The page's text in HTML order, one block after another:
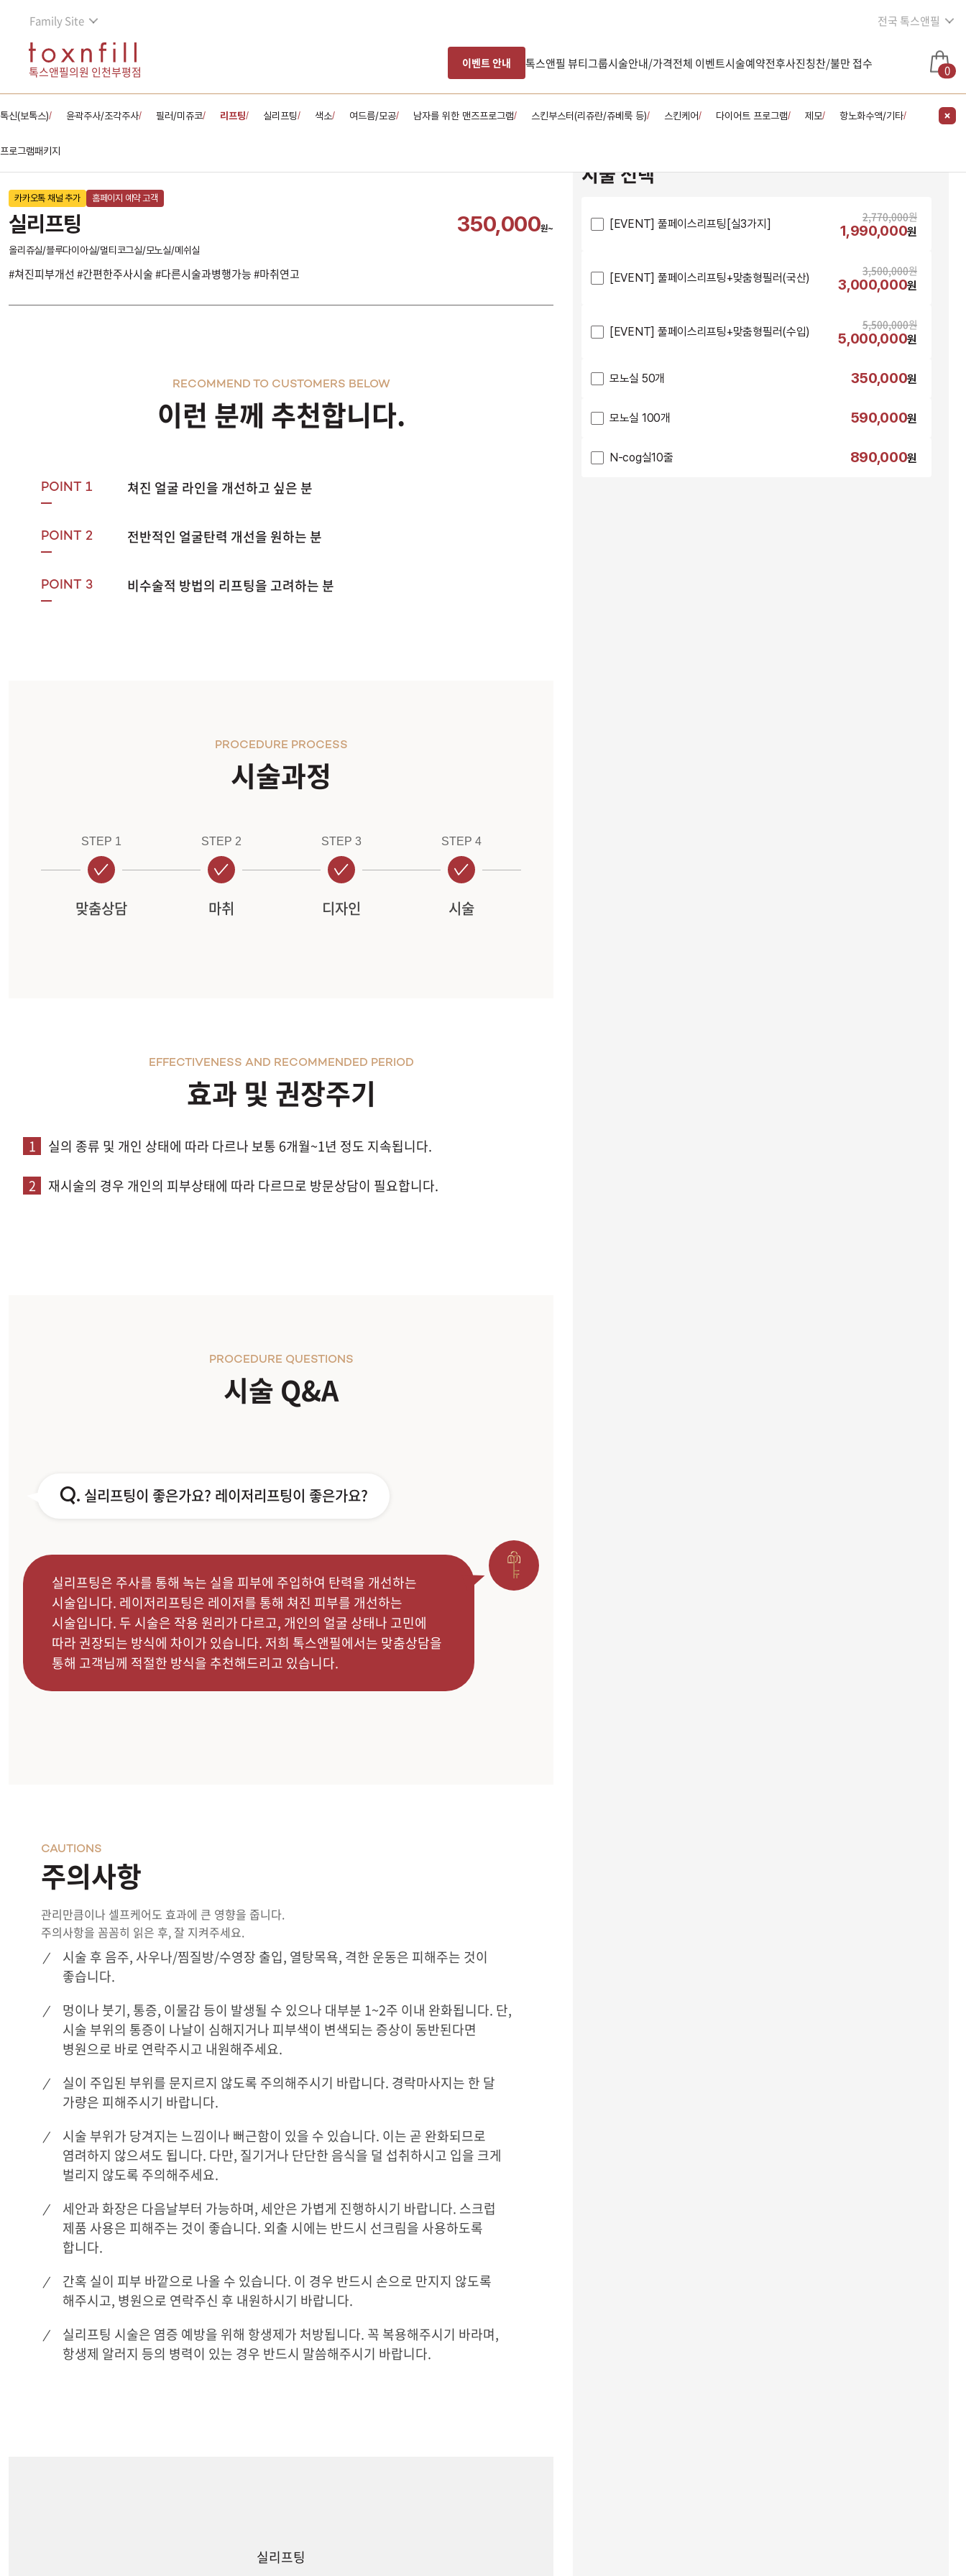
Family Site 전국 톡스앤필
톡스앤필의원 인천부평점
이벤트 안내 톡스앤필 뷰티그룹시술안내/가격전체 이벤트시술예약전후사진칭찬/불만 접수 0
톡신(보톡스)/ 윤곽주사/조각주사/ 필러/미쥬코/ 리프팅/ 실리프팅/ 색소/ 여드름/모공/ 남자를 위한 맨즈프로그램/ 스킨부스터(리쥬란/쥬베룩 등)/ 스킨케어/ 다이어트 프로그램/ 제모/ 항노화수액/기타/
프로그램패키지
카카오톡 채널 추가 홈페이지 예약 고객
실리프팅 350,000원~
올리쥬실/블루다이아실/멀티코그실/모노실/메쉬실
#쳐진피부개선 #간편한주사시술 #다른시술과병행가능 #마취연고
시술 선택
[EVENT] 풀페이스리프팅[실3가지] 2,770,000원
1,990,000원
[EVENT] 풀페이스리프팅+맞춤형필러(국산) 3,500,000원
3,000,000원
[EVENT] 풀페이스리프팅+맞춤형필러(수입) 5,500,000원
5,000,000원
모노실 50개 350,000원
모노실 100개 590,000원
N-cog실10줄 890,000원
이런 분께 추천합니다.
RECOMMEND TO CUSTOMERS BELOW
POINT 1 쳐진 얼굴 라인을 개선하고 싶은 분
POINT 2 전반적인 얼굴탄력 개선을 원하는 분
POINT 3 비수술적 방법의 리프팅을 고려하는 분
시술과정
PROCEDURE PROCESS
STEP 1
맞춤상담
STEP 2
마취
STEP 3
디자인
STEP 4
시술
효과 및 권장주기
EFFECTIVENESS AND RECOMMENDED PERIOD
1 실의 종류 및 개인 상태에 따라 다르나 보통 6개월~1년 정도 지속됩니다.
2 재시술의 경우 개인의 피부상태에 따라 다르므로 방문상담이 필요합니다.
시술 Q&A
PROCEDURE QUESTIONS
Q. 실리프팅이 좋은가요? 레이저리프팅이 좋은가요?
실리프팅은 주사를 통해 녹는 실을 피부에 주입하여 탄력을 개선하는
시술입니다. 레이저리프팅은 레이저를 통해 쳐진 피부를 개선하는
시술입니다. 두 시술은 작용 원리가 다르고, 개인의 얼굴 상태나 고민에
따라 권장되는 방식에 차이가 있습니다. 저희 톡스앤필에서는 맞춤상담을
통해 고객님께 적절한 방식을 추천해드리고 있습니다.
주의사항
CAUTIONS
관리만큼이나 셀프케어도 효과에 큰 영향을 줍니다.
주의사항을 꼼꼼히 읽은 후, 잘 지켜주세요.
시술 후 음주, 사우나/찜질방/수영장 출입, 열탕목욕, 격한 운동은 피해주는 것이
좋습니다.
멍이나 붓기, 통증, 이물감 등이 발생될 수 있으나 대부분 1~2주 이내 완화됩니다. 단,
시술 부위의 통증이 나날이 심해지거나 피부색이 변색되는 증상이 동반된다면
병원으로 바로 연락주시고 내원해주세요.
실이 주입된 부위를 문지르지 않도록 주의해주시기 바랍니다. 경락마사지는 한 달
가량은 피해주시기 바랍니다.
시술 부위가 당겨지는 느낌이나 뻐근함이 있을 수 있습니다. 이는 곧 완화되므로
염려하지 않으셔도 됩니다. 다만, 질기거나 단단한 음식을 덜 섭취하시고 입을 크게
벌리지 않도록 주의해주세요.
세안과 화장은 다음날부터 가능하며, 세안은 가볍게 진행하시기 바랍니다. 스크럽
제품 사용은 피해주는 것이 좋습니다. 외출 시에는 반드시 선크림을 사용하도록
합니다.
간혹 실이 피부 바깥으로 나올 수 있습니다. 이 경우 반드시 손으로 만지지 않도록
해주시고, 병원으로 연락주신 후 내원하시기 바랍니다.
실리프팅 시술은 염증 예방을 위해 항생제가 처방됩니다. 꼭 복용해주시기 바라며,
항생제 알러지 등의 병력이 있는 경우 반드시 말씀해주시기 바랍니다.
실리프팅